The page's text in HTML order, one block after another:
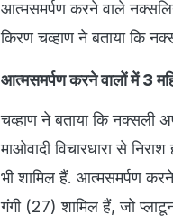
आत्मसमर्पण करने वाले
किरण चव्हाण ने बताया कि
आत्मसमर्पण करने वालों में 3
चव्हाण ने बताया कि नक्सली
माओवादी विचारधारा से
भी शामिल हैं. आत्मसमर्पण
गंगी (27) शामिल हैं, जो